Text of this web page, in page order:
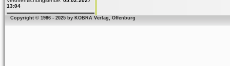
13:04
Copyright © 1986 - 2025 by KOBRA Verlag, Offenburg